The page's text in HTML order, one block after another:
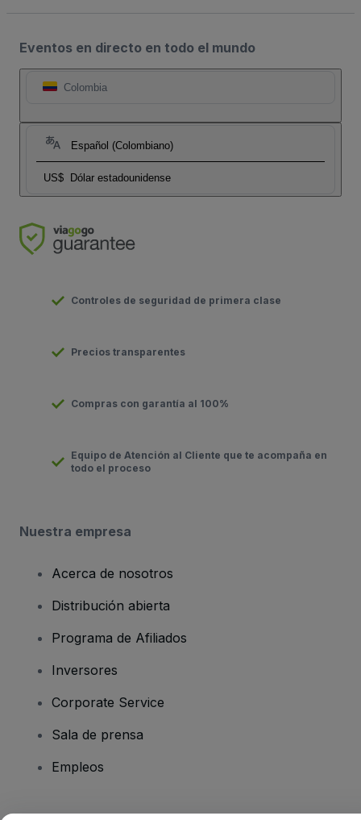
Eventos en directo en todo el mundo
Colombia
Español (Colombiano)
US$ Dólar estadounidense
Controles de seguridad de primera clase
Precios transparentes
Compras con garantía al 100%
Equipo de Atención al Cliente que te acompaña en
todo el proceso
Nuestra empresa
Acerca de nosotros
Distribución abierta
Programa de Afiliados
Inversores
Corporate Service
Sala de prensa
Empleos